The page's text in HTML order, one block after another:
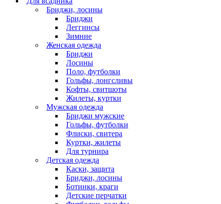
Бриджи, лосины
Бриджи
Леггинсы
Зимние
Женская одежда
Бриджи
Лосины
Поло, футболки
Гольфы, лонгсливы
Кофты, свитшоты
Жилеты, куртки
Мужская одежда
Бриджи мужские
Гольфы, футболки
Флиски, свитера
Куртки, жилеты
Для турнира
Детская одежда
Каски, защита
Бриджи, лосины
Ботинки, краги
Детские перчатки